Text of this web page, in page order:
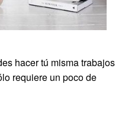
hacer tú misma trabajos
requiere un poco de